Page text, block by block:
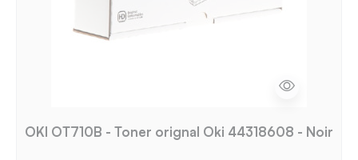
OKI OT710B - Toner orignal Oki 44318608 - Noir